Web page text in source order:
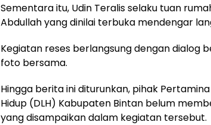
Sementara itu, Udin Teralis selaku tuan
Abdullah yang dinilai terbuka mendengar
Kegiatan reses berlangsung dengan dialog
foto bersama.
Hingga berita ini diturunkan, pihak
Hidup (DLH) Kabupaten Bintan belum
yang disampaikan dalam kegiatan tersebut.